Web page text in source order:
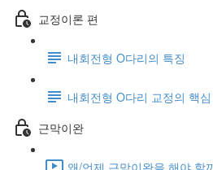
교정이론 편
내회전형 O다리의 특징
내회전형 O다리 교정의 핵심
근막이완
왜/언제 근막이완을 해야 할